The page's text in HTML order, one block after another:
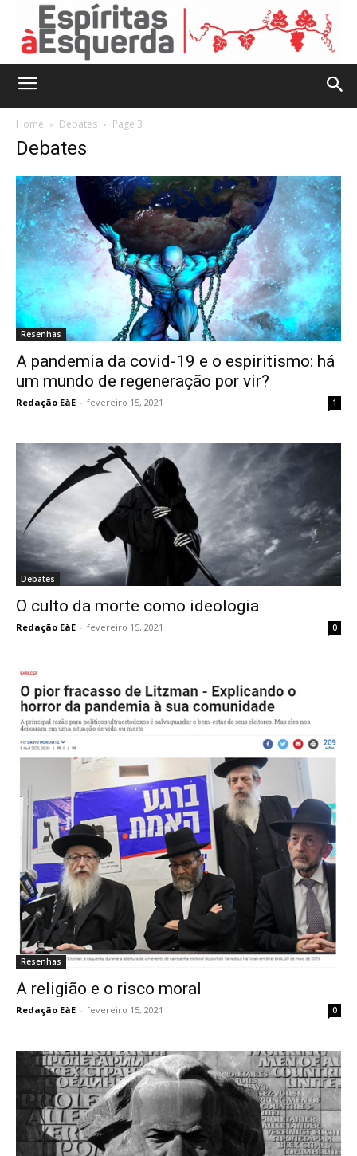
Home Debates Page 3
Debates
Resenhas
A pandemia da covid-19 e o espiritismo: há
um mundo de regeneração por vir?
Redação EàE - fevereiro 15, 2021 1
Debates
O culto da morte como ideologia
Redação EàE - fevereiro 15, 2021 0
Resenhas
A religião e o risco moral
Redação EàE - fevereiro 15, 2021 0